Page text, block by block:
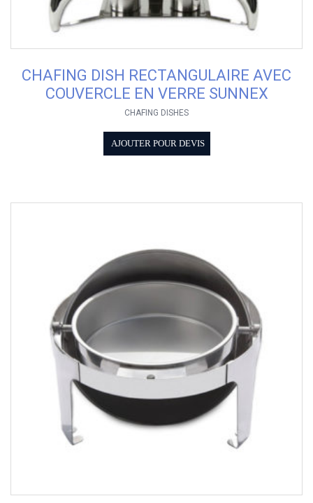
CHAFING DISH RECTANGULAIRE AVEC
COUVERCLE EN VERRE SUNNEX
CHAFING DISHES
AJOUTER POUR DEVIS